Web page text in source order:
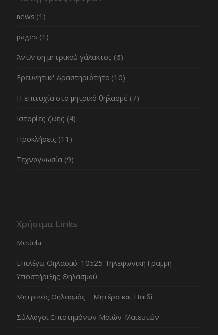
news (1)
pages (1)
Άντληση μητρικού γάλακτος (6)
Ερευνητική δραστηριότητα(10)
Η επιτυχία στο μητρικό θηλασμό (7)
Ιστορίες ζωής (4)
Προκλήσεις (11)
Τεχνογνωσία(9)
Χρήσιμα Links
Medela
Επιλέγω Θηλασμό: 10525 Τηλεφωνική Γραμμή
Υποστήριξης Θηλασμού
Μητρικός Θηλασμός – Μητέρα και Παιδί
Σύλλογοι Επιστημόνων Μαιών-Μαιευτών